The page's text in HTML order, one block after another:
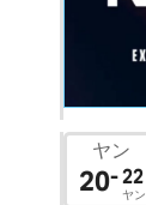
ヤン
20- 22
ヤン